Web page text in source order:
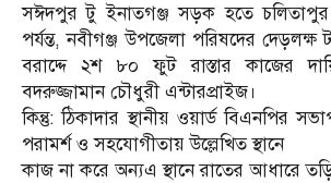
সঈদপুর টু ইনাতগঞ্জ সড়ক হতে চলিতাপুর
পর্যন্ত, নবীগঞ্জ উপজেলা পরিষদের দেড়লক্ষ
বরাদ্দে ২শ ৮০ ফুট রাস্তার কাজের
বদরুজ্জামান চৌধুরী এন্টারপ্রাইজ।
কিন্তু: ঠিকাদার স্থানীয় ওয়ার্ড বিএনপির
পরামর্শ ও সহযোগীতায় উল্লেখিত স্থানে
কাজ না করে অন্যএ স্থানে রাতের আধারে